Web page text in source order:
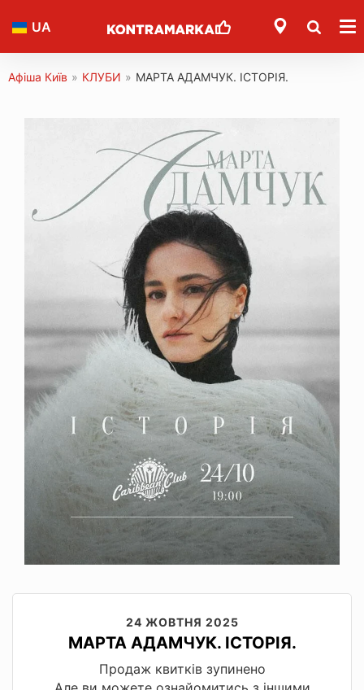
UA
Афіша Київ » КЛУБИ » МАРТА АДАМЧУК. ІСТОРІЯ.
24 ЖОВТНЯ 2025
МАРТА АДАМЧУК. ІСТОРІЯ.
Продаж квитків зупинено